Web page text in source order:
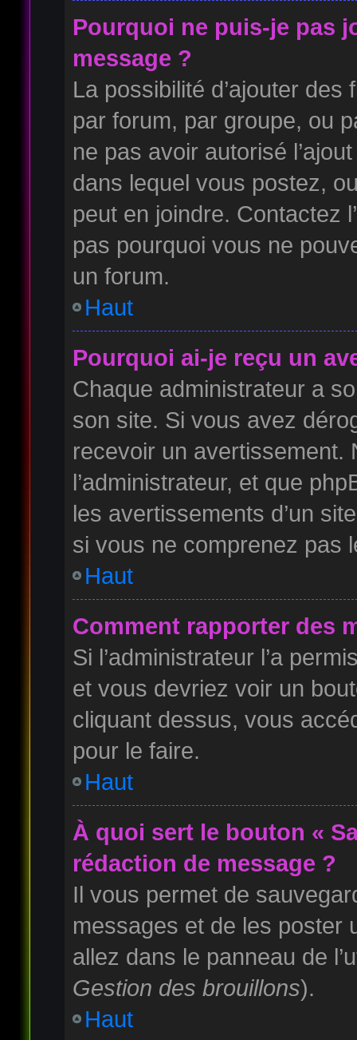
Pourquoi ne puis-je pas
message ?
La possibilité d’ajouter
par forum, par groupe, ou
ne pas avoir autorisé
dans lequel vous postez,
peut en joindre. Contactez
pas pourquoi vous ne
un forum.
Haut
Pourquoi ai-je reçu un
Chaque administrateur a
son site. Si vous avez
recevoir un avertissement.
l’administrateur, et que
les avertissements d’un
si vous ne comprenez pas
Haut
Comment rapporter des
Si l’administrateur l’a
et vous devriez voir un
cliquant dessus, vous
pour le faire.
Haut
À quoi sert le bouton «
rédaction de message ?
Il vous permet de
messages et de les poster
allez dans le panneau de
Gestion des brouillons).
Haut